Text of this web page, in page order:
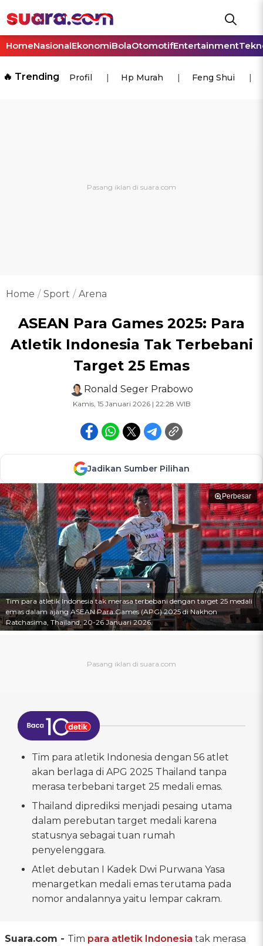
HomeNasionalEkonomiBolaOtomotifEntertainment
🔥 Trending Profil Hp Murah Feng Shui
Home Sport Arena
ASEAN Para Games 2025: Para
Atletik Indonesia Tak Terbebani
Target 25 Emas
Ronald Seger Prabowo
Kamis, 15 Januari 2026 | 22:28 WIB
Jadikan Sumber Pilihan
Perbesar
Tim para atletik Indonesia tak merasa terbebani dengan target 25 medali
emas dalam ajang ASEAN Para Games (APG) 2025 di Nakhon
Ratchasima, Thailand, 20-26 Januari 2026.
Tim para atletik Indonesia dengan 56 atlet
akan berlaga di APG 2025 Thailand tanpa
merasa terbebani target 25 medali emas.
Thailand diprediksi menjadi pesaing utama
dalam perebutan target medali karena
statusnya sebagai tuan rumah
penyelenggara.
Atlet debutan I Kadek Dwi Purwana Yasa
menargetkan medali emas terutama pada
nomor andalannya yaitu lempar cakram.
Suara.com - Tim para atletik Indonesia tak merasa